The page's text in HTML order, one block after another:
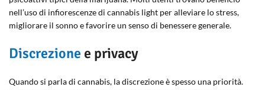
nell’uso di infiorescenze di cannabis light per alleviare lo stress,
migliorare il sonno e favorire un senso di benessere generale.
Discrezione e privacy
Quando si parla di cannabis, la discrezione è spesso una priorità.